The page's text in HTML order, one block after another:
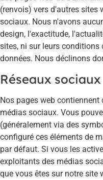
(renvois) vers d'autres sites
sociaux. Nous n'avons
design, l'exactitude,
sites, ni sur leurs
données. Nous déclinons
Réseaux sociaux
Nos pages web
médias sociaux. Vous
(généralement via des
configuré ces éléments de
par défaut. Si vous les
exploitants des médias
que vous êtes sur notre site